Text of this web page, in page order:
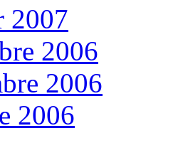
2007
2006
2006
2006